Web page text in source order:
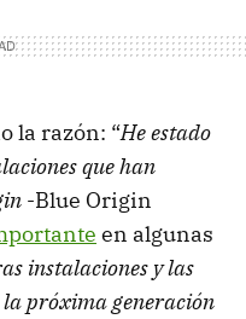
la razón: “He estado
que han
-Blue Origin
en algunas
instalaciones y las
próxima generación